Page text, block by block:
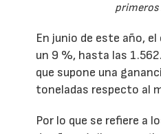
primeros
En junio de este año,
un 9 %, hasta las
que supone una
toneladas respecto al
Por lo que se refiere a